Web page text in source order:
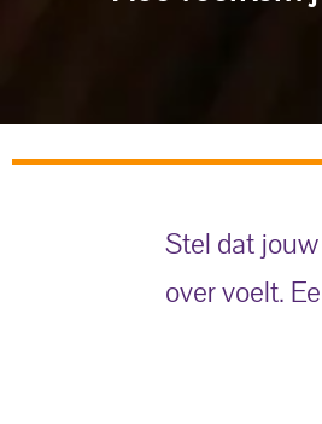
Stel dat
over voelt.